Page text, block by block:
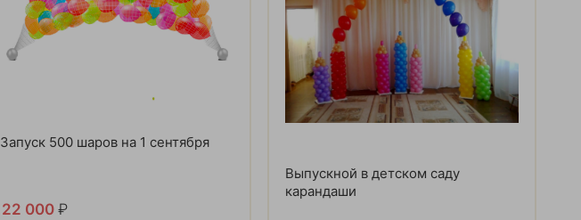
Запуск 500 шаров на 1 сентября
22 000 ₽
Выпускной в детском саду
карандаши